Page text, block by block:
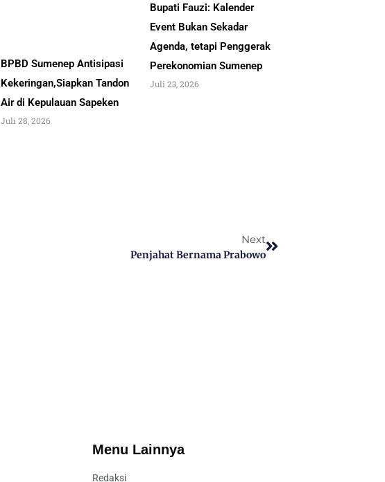
BPBD Sumenep Antisipasi
Kekeringan,Siapkan Tandon
Air di Kepulauan Sapeken
Juli 28, 2026
Bupati Fauzi: Kalender
Event Bukan Sekadar
Agenda, tetapi Penggerak
Perekonomian Sumenep
Juli 23, 2026
Next
Penjahat Bernama Prabowo
Menu Lainnya
Redaksi